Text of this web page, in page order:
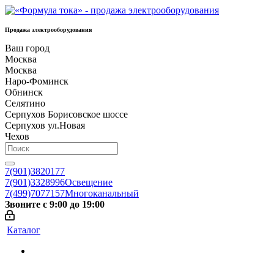
Продажа электрооборудования
Ваш город
Москва
Москва
Наро-Фоминск
Обнинск
Селятино
Серпухов Борисовское шоссе
Серпухов ул.Новая
Чехов
7(901)3820177
7(901)3328996Освещение
7(499)7077157Многоканальный
Звоните с 9:00 до 19:00
Каталог